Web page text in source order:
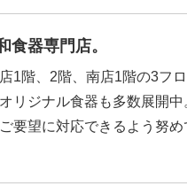
食器専門店。
1階、2階、南店1階の3フ
リジナル食器も多数展開中
要望に対応できるよう努め